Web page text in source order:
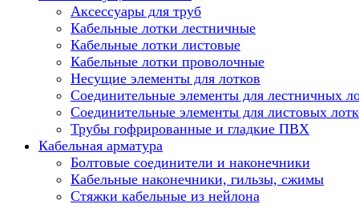
Аксессуары для труб
Кабельные лотки лестничные
Кабельные лотки листовые
Кабельные лотки проволочные
Несущие элементы для лотков
Соединительные элементы для лестничных
Соединительные элементы для листовых
Трубы гофрированные и гладкие ПВХ
Кабельная арматура
Болтовые соединители и наконечники
Кабельные наконечники, гильзы, сжимы
Стяжки кабельные из нейлона